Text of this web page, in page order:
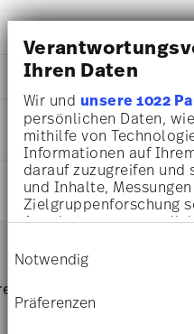
Ihren Daten
Wir und unsere 1022
persönlichen Daten,
mithilfe von
Informationen auf
darauf zuzugreifen und
und Inhalte,
Zielgruppenforschung
Angeboten zu
Sie können Ihre
Cookie-Erklärung oder
Privacy Trigger
Notwendig
Präferenzen
Rosenthal
Flower Farm
Porcelaine
Flower Farm
11940-
4012438593531
DE
2026
DIMENSIONS
11,40 cm
11,40 cm
11,40 cm
1,70 cm
140 gr
INSTRUCTIONS
SÉCURITÉ
EXPÉDITION ET
d'expédition & durée de
Services